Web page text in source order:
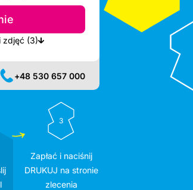
Pokaż najbliższe dostępne drukarki zdjęć (3)
+48 530 657 000
3
Zapłać i naciśnij
DRUKUJ na stronie
zlecenia